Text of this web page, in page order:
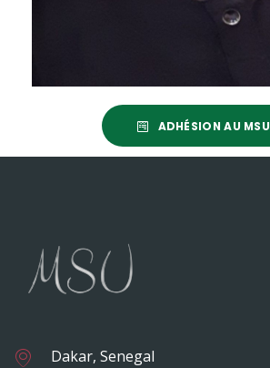
ADHÉSION AU MSU
Dakar, Senegal